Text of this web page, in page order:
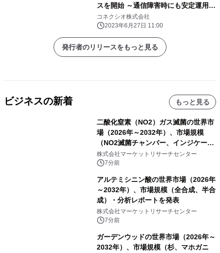
スを開始 ～通信障害時にも安定運用が
可能に～
コネクシオ株式会社
2023年6月27日 11:00
発行者のリリースをもっと見る
ビジネスの新着 もっと見る
二酸化窒素（NO2）ガス滅菌の世界市
場（2026年～2032年）、市場規模
（NO2滅菌チャンバー、インジケータ
ーおよびモニタリングシステム、その
他）・分析レポートを発表
株式会社マーケットリサーチセンター
7分前
アルテミシニン酸の世界市場（2026年
～2032年）、市場規模（全合成、半合
成）・分析レポートを発表
株式会社マーケットリサーチセンター
7分前
ガーデンウッドの世界市場（2026年～
2032年）、市場規模（杉、マホガニ